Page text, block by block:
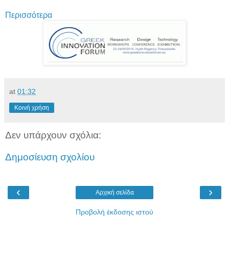
Περισσότερα
at 01:32
Κοινή χρήση
Δεν υπάρχουν σχόλια:
Δημοσίευση σχολίου
‹ ›
Αρχική σελίδα
Προβολή έκδοσης ιστού